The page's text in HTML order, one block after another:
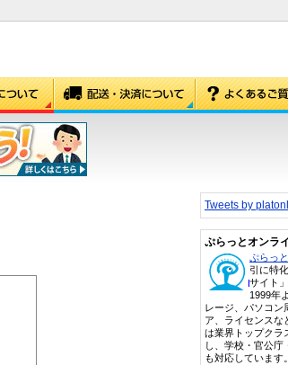
Tweets by
ぷらっとオンラ
ぷらっ
引に特
サイト」
1999年
レージ、パソコン
ア、ライセンスな
は業界トップクラ
し、学校・官公庁
も対応しています。